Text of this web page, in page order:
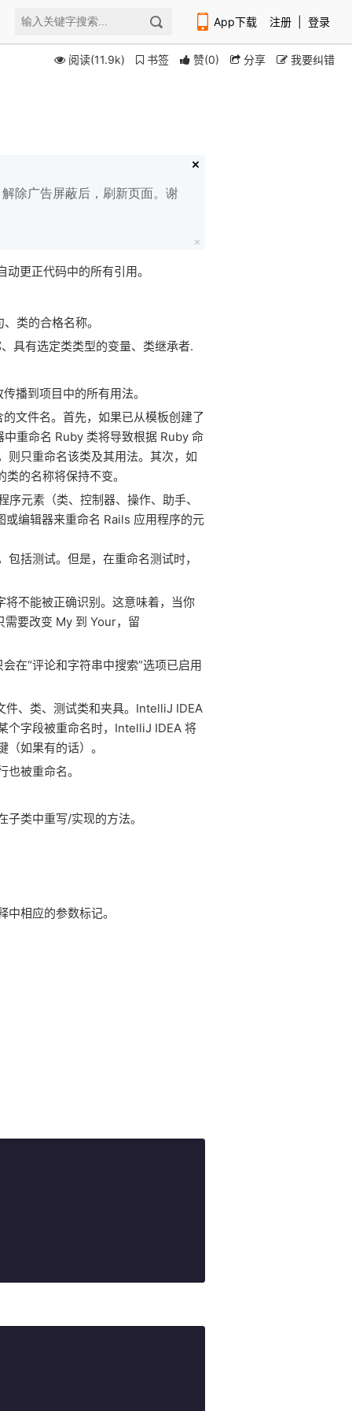
App下载 注册 登录
阅读(11.9k) 书签 赞(0) 分享 我要纠错
除广告屏蔽后，刷新页面。谢
更正代码中的所有引用。
类的合格名称。
具有选定类类型的变量、类继承者.
播到项目中的所有用法。
文件名。首先，如果已从模板创建了
重命名 Ruby 类将导致根据 Ruby 命
则只重命名该类及其用法。其次，如
的名称将保持不变。
元素（类、控制器、操作、助手、
编辑器来重命名 Rails 应用程序的元
括测试。但是，在重命名测试时，
不能被正确识别。这意味着，当你
要改变 My 到 Your，留
在“评论和字符串中搜索”选项已启用
件、类、测试类和夹具。IntelliJ IDEA
个字段被重命名时，IntelliJ IDEA 将
如果有的话）。
被重命名。
类中重写/实现的方法。
相应的参数标记。